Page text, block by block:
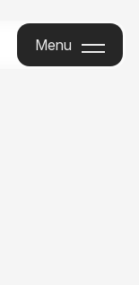
Menu